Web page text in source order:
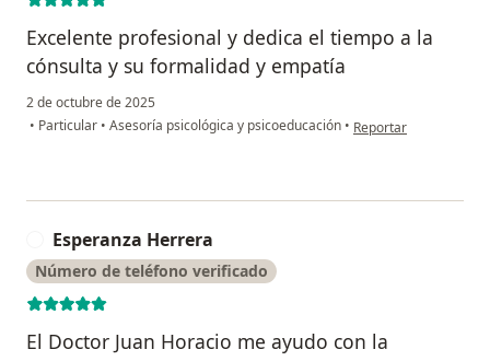
Excelente profesional y dedica el tiempo a la
cónsulta y su formalidad y empatía
2 de octubre de 2025
• Particular • Asesoría psicológica y psicoeducación • en opinión del
Reportar
Esperanza Herrera
Número de teléfono verificado
El Doctor Juan Horacio me ayudo con la